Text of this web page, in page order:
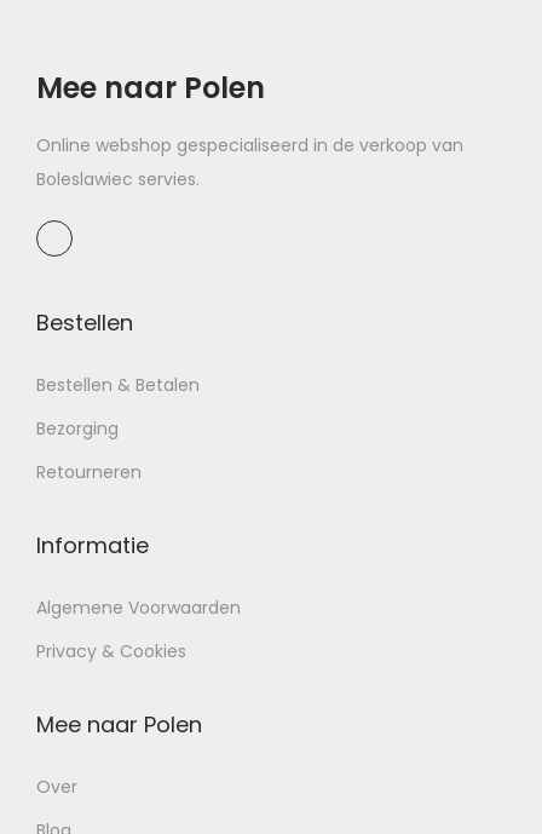
Mee naar Polen
Online webshop gespecialiseerd in de verkoop van
Boleslawiec servies.
Bestellen
Bestellen & Betalen
Bezorging
Retourneren
Informatie
Algemene Voorwaarden
Privacy & Cookies
Mee naar Polen
Over